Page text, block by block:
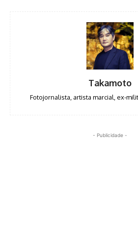
Takamoto
Fotojornalista, artista marcial, ex-
- Publicidade -